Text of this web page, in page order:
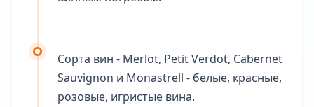
Сорта вин - Merlot, Petit Verdot, Cabernet
Sauvignon и Monastrell - белые, красные,
розовые, игристые вина.